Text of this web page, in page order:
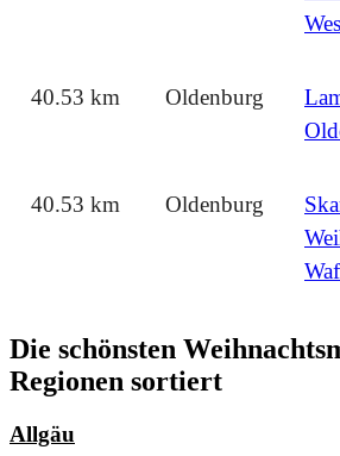
40.53 km Oldenburg
40.53 km Oldenburg
Die schönsten
Regionen sortiert
Allgäu